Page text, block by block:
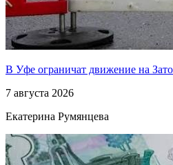
В Уфе ограничат движение на
7 августа 2026
Екатерина Румянцева